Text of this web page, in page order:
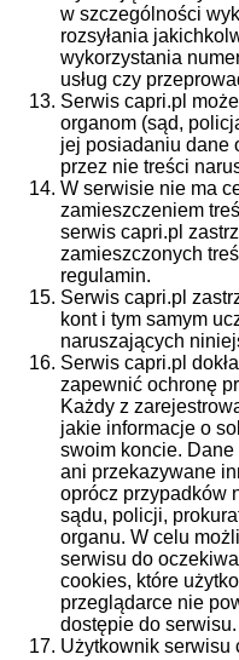
w szczególności
rozsyłania
wykorzystania
usług czy
Serwis capri.pl
organom (sąd,
jej posiadaniu dane
przez nie treści
W serwisie nie ma
zamieszczeniem
serwis capri.pl
zamieszczonych
regulamin.
Serwis capri.pl
kont i tym samym
naruszających
Serwis capri.pl
zapewnić ochronę
Każdy z
jakie informacje o
swoim koncie.
ani przekazywane
oprócz przypadków
sądu, policji,
organu. W celu
serwisu do
cookies, które
przeglądarce nie
dostępie do serwisu.
Użytkownik serwisu